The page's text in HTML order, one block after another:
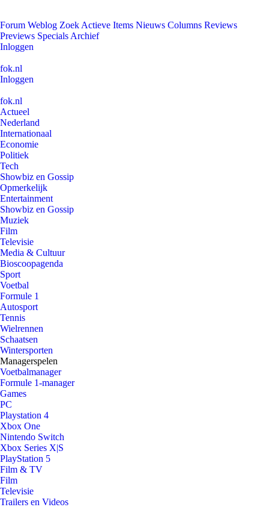
Forum Weblog Zoek Actieve Items Nieuws Columns Reviews
Previews Specials Archief
Inloggen
fok.nl
Inloggen
fok.nl
Actueel
Nederland
Internationaal
Economie
Politiek
Tech
Showbiz en Gossip
Opmerkelijk
Entertainment
Showbiz en Gossip
Muziek
Film
Televisie
Media & Cultuur
Bioscoopagenda
Sport
Voetbal
Formule 1
Autosport
Tennis
Wielrennen
Schaatsen
Wintersporten
Managerspelen
Voetbalmanager
Formule 1-manager
Games
PC
Playstation 4
Xbox One
Nintendo Switch
Xbox Series X|S
PlayStation 5
Film & TV
Film
Televisie
Trailers en Videos